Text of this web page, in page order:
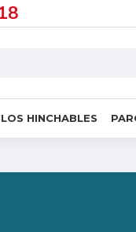
HINCHABLES